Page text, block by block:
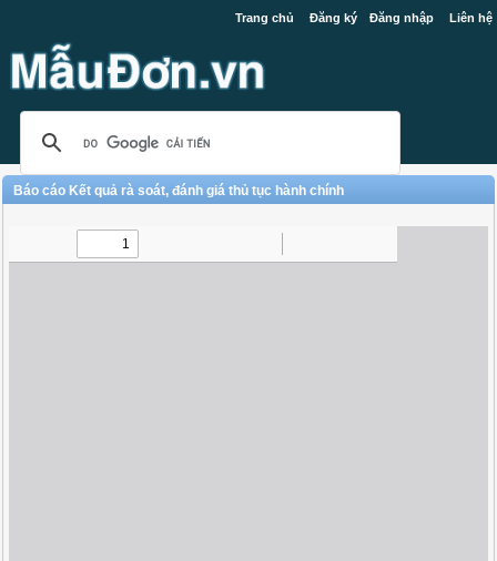
Trang chủ Đăng ký Đăng nhập Liên hệ
Báo cáo Kết quả rà soát, đánh giá thủ tục hành chính